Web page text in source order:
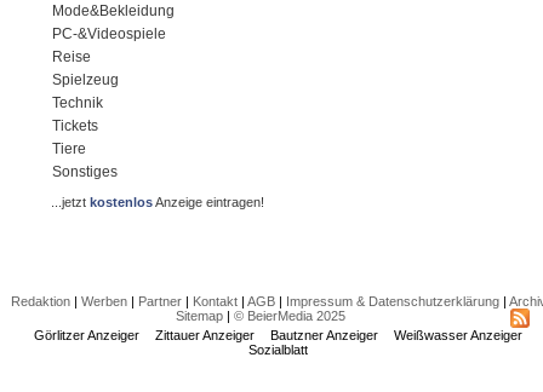
Mode&Bekleidung
PC-&Videospiele
Reise
Spielzeug
Technik
Tickets
Tiere
Sonstiges
...jetztkostenlosAnzeige eintragen!
Redaktion| Werben| Partner| Kontakt| AGB| Impressum & Datenschutzerklärung|
Sitemap| © BeierMedia 2025
Görlitzer Anzeiger
Zittauer Anzeiger Bautzner Anzeiger
Weißwasser Anzeiger
Sozialblatt